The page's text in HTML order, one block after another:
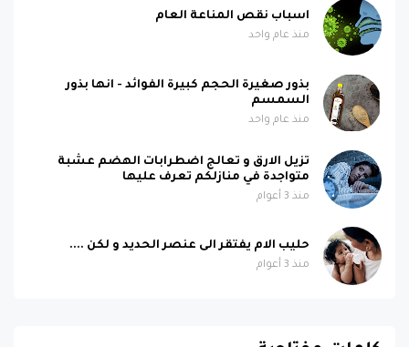
اسباب نقص المناعة العام
منذ عام واحد
بذور صغيرة الحجم كبيرة الفوائد - انها بذور
السمسم
منذ عام واحد
تزيل الارق و تعالج اضطرابات الهضم عشبة
متواجدة في منازلكم تعرف عليها
منذ 3 أعوام
حليب الام يفتقر الى عنصر الحديد و لكن ....
منذ 3 أعوام